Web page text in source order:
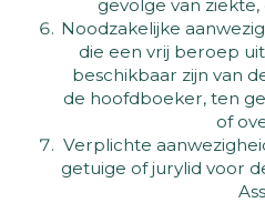
gevolge van
Noodzakelijke
die een vrij beroep
beschikbaar zijn van
de hoofdboeker, ten
of
Verplichte
getuige of jurylid voor